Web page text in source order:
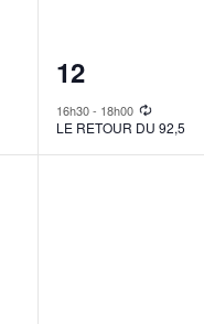
1
event,
12
16h30- 18h00
LE RETOUR DU 92,5